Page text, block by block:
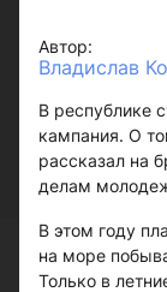
Автор:
Владислав
В республике
кампания. О
рассказал на
делам
В этом году
на море
Только в